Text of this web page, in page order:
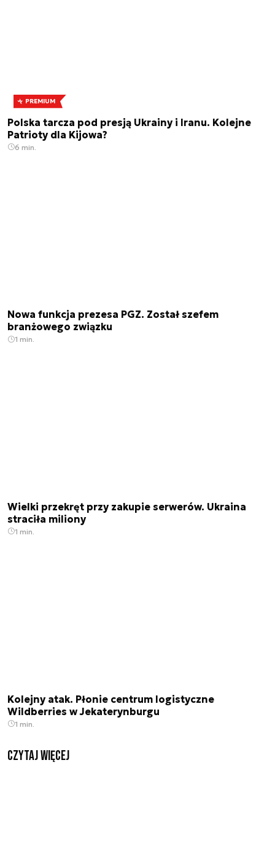
PREMIUM
Polska tarcza pod presją Ukrainy i Iranu. Kolejne
Patrioty dla Kijowa?
6 min.
Nowa funkcja prezesa PGZ. Został szefem
branżowego związku
1 min.
Wielki przekręt przy zakupie serwerów. Ukraina
straciła miliony
1 min.
Kolejny atak. Płonie centrum logistyczne
Wildberries w Jekaterynburgu
1 min.
czytaj więcej